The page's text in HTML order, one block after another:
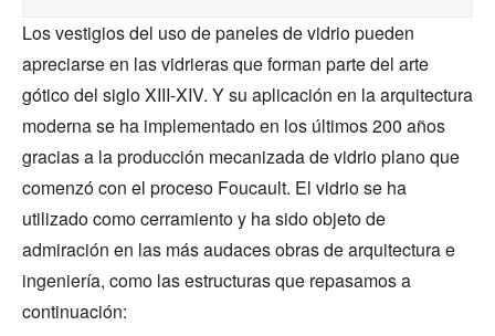
Los vestigios del uso de paneles de vidrio pueden
apreciarse en las vidrieras que forman parte del arte
gótico del siglo XIII-XIV. Y su aplicación en la arquitectura
moderna se ha implementado en los últimos 200 años
gracias a la producción mecanizada de vidrio plano que
comenzó con el proceso Foucault. El vidrio se ha
utilizado como cerramiento y ha sido objeto de
admiración en las más audaces obras de arquitectura e
ingeniería, como las estructuras que repasamos a
continuación: